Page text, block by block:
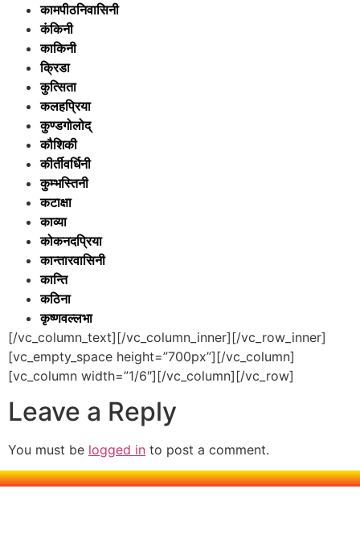
कामपीठनिवासिनी
कंकिनी
काकिनी
क्रिडा
कुत्सिता
कलहप्रिया
कुण्डगोलोद्
कौशिकी
कीर्तीवर्धिनी
कुम्भस्तिनी
कटाक्षा
काव्या
कोकनदप्रिया
कान्तारवासिनी
कान्ति
कठिना
कृष्णवल्लभा
[/vc_column_text][/vc_column_inner][/vc_row_inner]
[vc_empty_space height=”700px”][/vc_column]
[vc_column width=”1/6″][/vc_column][/vc_row]
Leave a Reply
You must be logged in to post a comment.